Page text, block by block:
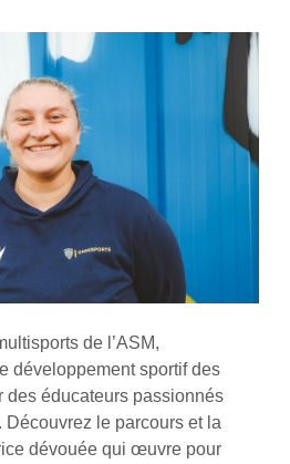
de l’ASM,
développement sportif des
des éducateurs passionnés
le parcours et la
dévouée qui œuvre pour